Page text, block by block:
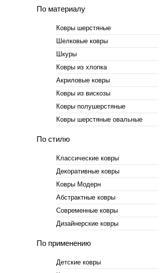
По материалу
Ковры шерстяные
Шелковые ковры
Шкуры
Ковры из хлопка
Акриловые ковры
Ковры из вискозы
Ковры полушерстяные
Ковры шерстяные овальные
По стилю
Классические ковры
Декоративные ковры
Ковры Модерн
Абстрактные ковры
Современные ковры
Дизайнерские ковры
По применению
Детские ковры